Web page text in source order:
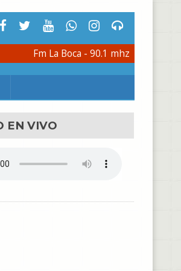
Fm La Boca - 90.1 mhz
EN VIVO